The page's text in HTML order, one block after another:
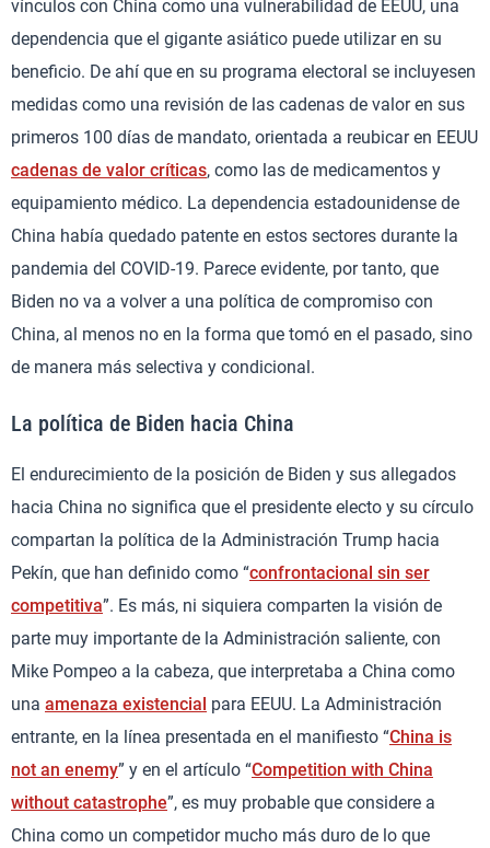
vínculos con China como una vulnerabilidad de EEUU, una
dependencia que el gigante asiático puede utilizar en su
beneficio. De ahí que en su programa electoral se incluyesen
medidas como una revisión de las cadenas de valor en sus
primeros 100 días de mandato, orientada a reubicar en EEUU
cadenas de valor críticas, como las de medicamentos y
equipamiento médico. La dependencia estadounidense de
China había quedado patente en estos sectores durante la
pandemia del COVID-19. Parece evidente, por tanto, que
Biden no va a volver a una política de compromiso con
China, al menos no en la forma que tomó en el pasado, sino
de manera más selectiva y condicional.
La política de Biden hacia China
El endurecimiento de la posición de Biden y sus allegados
hacia China no significa que el presidente electo y su círculo
compartan la política de la Administración Trump hacia
Pekín, que han definido como “confrontacional sin ser
competitiva”. Es más, ni siquiera comparten la visión de
parte muy importante de la Administración saliente, con
Mike Pompeo a la cabeza, que interpretaba a China como
una amenaza existencial para EEUU. La Administración
entrante, en la línea presentada en el manifiesto “China is
not an enemy” y en el artículo “Competition with China
without catastrophe”, es muy probable que considere a
China como un competidor mucho más duro de lo que